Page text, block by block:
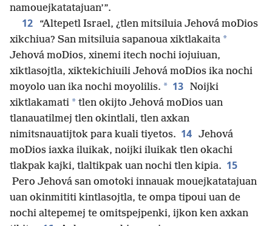
namouejkatatajuan’”.
12
“Altepetl Israel, ¿tlen mitsiluia Jehová moDios
xikchiua? San mitsiluia sapanoua xiktlakaita *
Jehová moDios, xinemi itech nochi iojuiuan,
xiktlasojtla, xiktekichiuili Jehová moDios ika nochi
moyolo uan ika nochi moyolilis. * 13 Noijki
xiktlakamati * tlen okijto Jehová moDios uan
tlanauatilmej tlen okintlali, tlen axkan
nimitsnauatijtok para kuali tiyetos. 14 Jehová
moDios iaxka iluikak, noijki iluikak tlen okachi
tlakpak kajki, tlaltikpak uan nochi tlen kipia. 15
Pero Jehová san omotoki innauak mouejkatatajuan
uan okinmititi kintlasojtla, te ompa tipoui uan de
nochi altepemej te omitspejpenki, ijkon ken axkan